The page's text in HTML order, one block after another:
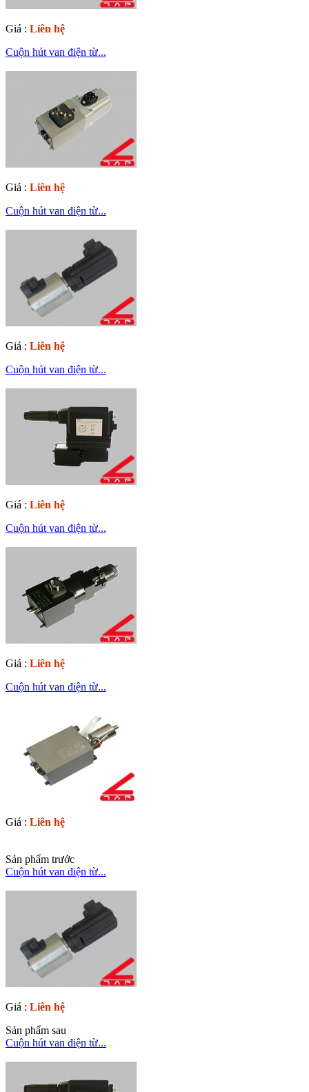
Giá : Liên hệ
Cuộn hút van điện từ...
Giá : Liên hệ
Cuộn hút van điện từ...
Giá : Liên hệ
Cuộn hút van điện từ...
Giá : Liên hệ
Cuộn hút van điện từ...
Giá : Liên hệ
Cuộn hút van điện từ...
Giá : Liên hệ
Sản phẩm trước
Cuộn hút van điện từ...
Giá : Liên hệ
Sản phẩm sau
Cuộn hút van điện từ...